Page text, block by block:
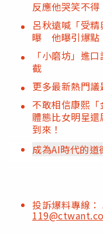
反應他哭笑不得
呂秋遠喊「受
曝 他曝引爆點
「小磨坊」進
截
更多最新熱門
不敢相信康熙
體態比女明星
到來！
成為AI時代的
投訴爆料專線：